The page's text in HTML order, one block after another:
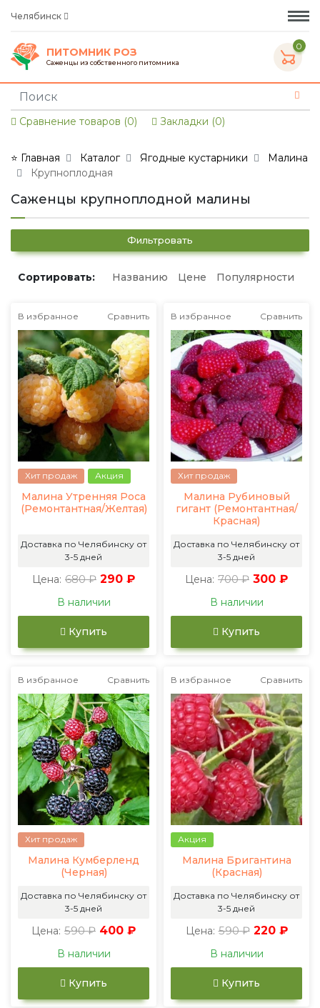
Челябинск
ПИТОМНИК РОЗ
Саженцы из собственного питомника
0
Сравнение товаров (0) Закладки (0)
⭐ Главная Каталог Ягодные кустарники
Малина
Крупноплодная
Саженцы крупноплодной малины
Фильтровать
Сортировать: Названию Цене Популярности
В избранное Сравнить
Хит продаж Акция
Малина Утренняя Роса
(Ремонтантная/Желтая)
Доставка по Челябинску от
3-5 дней
Цена: 680 ₽ 290 ₽
В наличии
Купить
В избранное Сравнить
Хит продаж
Малина Рубиновый
гигант (Ремонтантная/
Красная)
Доставка по Челябинску от
3-5 дней
Цена: 700 ₽ 300 ₽
В наличии
Купить
В избранное Сравнить
Хит продаж
Малина Кумберленд
(Черная)
Доставка по Челябинску от
3-5 дней
Цена: 590 ₽ 400 ₽
В наличии
Купить
В избранное Сравнить
Акция
Малина Бригантина
(Красная)
Доставка по Челябинску от
3-5 дней
Цена: 590 ₽ 220 ₽
В наличии
Купить